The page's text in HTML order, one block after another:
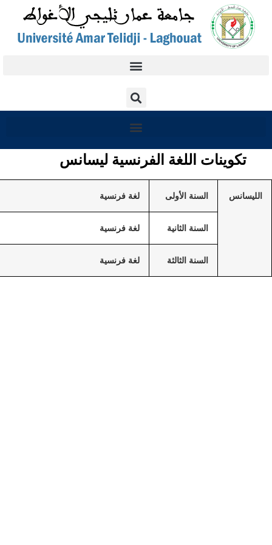
اللغة الفرنسية ليسانس
الليسانس السنة الأولى لغة فرنسية
السنة الثانية لغة فرنسية
السنة الثالثة لغة فرنسية